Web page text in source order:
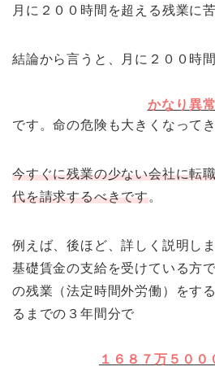
月に２００時間を超える残業に
結論から言うと、月に２００時
かなり異常
です。命の危険も大きくなってき
今すぐに残業の少ない会社に転
代を請求するべきです。
例えば、後ほど、詳しく説明し
基礎賃金の支給を受けている方
の残業（法定時間外労働）をす
るまでの３年間分で
１６８７万５００